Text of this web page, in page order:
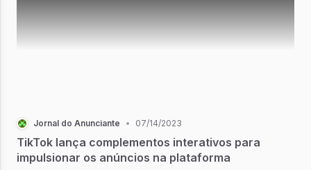
Jornal do Anunciante • 07/14/2023
TikTok lança complementos interativos para
impulsionar os anúncios na plataforma